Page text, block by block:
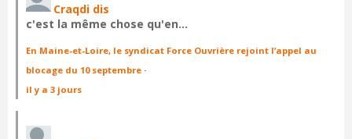
Craqdi dis
c'est la même chose qu'en…
En Maine-et-Loire, le syndicat Force Ouvrière rejoint l’appel au
blocage du 10 septembre ·
il y a 3 jours